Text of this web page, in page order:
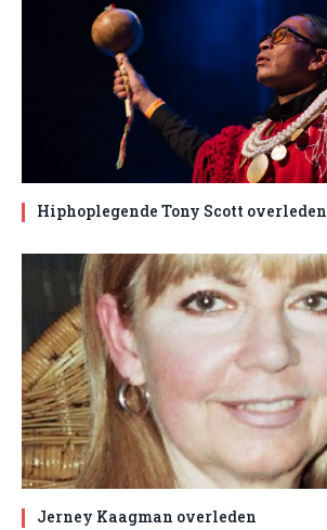
Hiphoplegende Tony Scott overleden
Jerney Kaagman overleden